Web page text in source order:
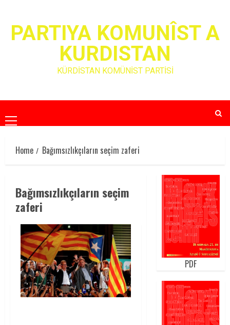
contentPARTIYA KOMUNÎST A
KURDISTAN
KÜRDİSTAN KOMÜNİST PARTİSİ
Primary
Menu
Home
Bağımsızlıkçıların seçim zaferi
Bağımsızlıkçıların seçim
zaferi
PDF